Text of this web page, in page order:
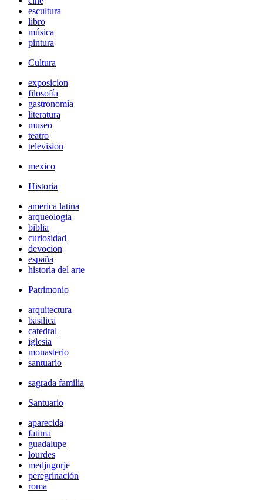
escultura
libro
música
pintura
Cultura
exposicion
filosofía
gastronomía
literatura
museo
teatro
television
mexico
Historia
america latina
arqueologia
biblia
curiosidad
devocion
españa
historia del arte
Patrimonio
arquitectura
basilica
catedral
iglesia
monasterio
santuario
sagrada familia
Santuario
aparecida
fatima
guadalupe
lourdes
medjugorje
peregrinación
roma